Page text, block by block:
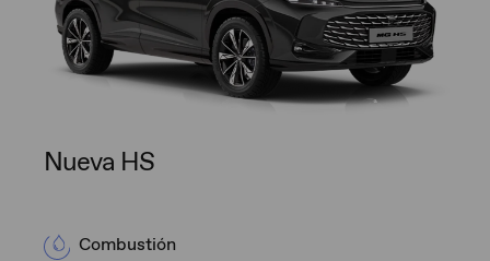
Nueva HS
Combustión